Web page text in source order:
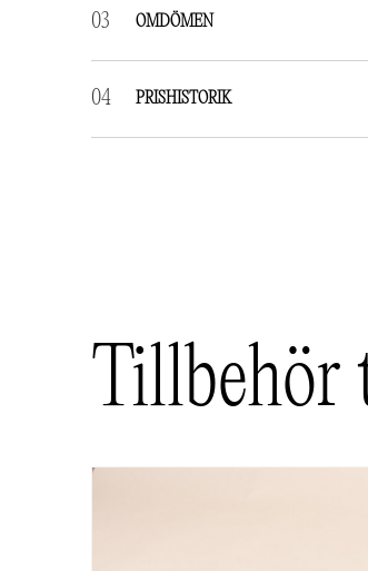
Weight
OMDÖMEN
RECENSIONER
Din recension*
PRISHISTORIK
Tillbehör